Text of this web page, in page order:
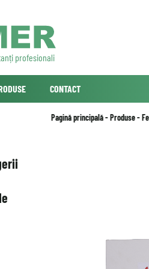
profesionali
CONTACT
Pagină principală-Produse-